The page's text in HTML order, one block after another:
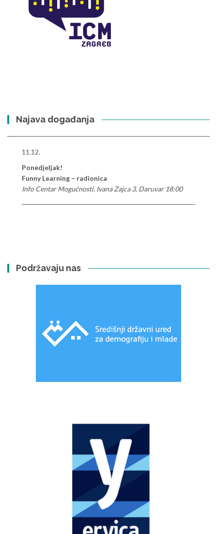
Najava događanja
11.12.
Ponedjeljak!
Funny Learning – radionica
Info Centar Mogućnosti, Ivana Zajca 3, Daruvar 18:00
Podržavaju nas